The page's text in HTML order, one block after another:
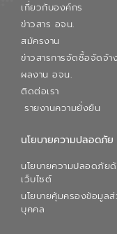
เกี่ยวกับองค์กร
ข่าวสาร อจน.
สมัครงาน
ข่าวสารการจัดซื้อจัดจ้า
ผลงาน อจน.
ติดต่อเรา
รายงานความยั่งยืน
นโยบายความปลอดภัย
นโยบายความปลอดภัยด้
เว็บไซต์
นโยบายคุ้มครองข้อมูล
บุคคล